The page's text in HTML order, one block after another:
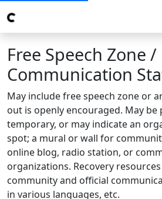
Free Speech Zone /
Communication
May include free speech zone or
out is openly encouraged. May
temporary, or may indicate an
spot; a mural or wall for
online blog, radio station, or
organizations. Recovery
community and official
in various languages, etc.